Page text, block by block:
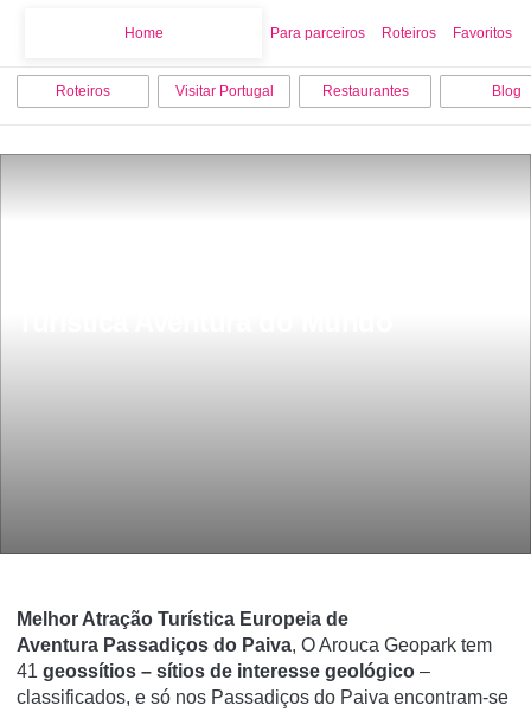
Home Para parceiros Roteiros Favoritos
Roteiros Visitar Portugal Restaurantes Blog
Melhor Atração Turística Europeia de
Aventura Passadiços do Paiva, O Arouca Geopark tem
41 geossítios – sítios de interesse geológico –
classificados, e só nos Passadiços do Paiva encontram-se